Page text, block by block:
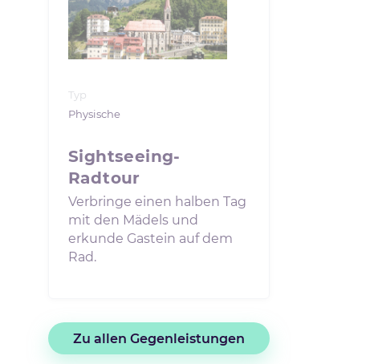
Typ
Physische
Sightseeing-
Radtour
Verbringe einen halben Tag
mit den Mädels und
erkunde Gastein auf dem
Rad.
Zu allen Gegenleistungen